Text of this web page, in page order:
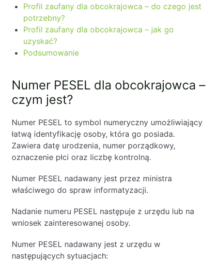
Profil zaufany dla obcokrajowca – do czego jest
potrzebny?
Profil zaufany dla obcokrajowca – jak go
uzyskać?
Podsumowanie
Numer PESEL dla obcokrajowca –
czym jest?
Numer PESEL to symbol numeryczny umożliwiający
łatwą identyfikację osoby, która go posiada.
Zawiera datę urodzenia, numer porządkowy,
oznaczenie płci oraz liczbę kontrolną.
Numer PESEL nadawany jest przez ministra
właściwego do spraw informatyzacji.
Nadanie numeru PESEL następuje z urzędu lub na
wniosek zainteresowanej osoby.
Numer PESEL nadawany jest z urzędu w
następujących sytuacjach: